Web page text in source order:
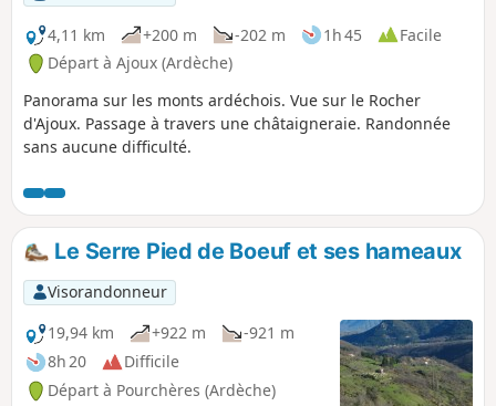
4,11 km
+200 m -202 m 1h 45
Facile
Départ à Ajoux (Ardèche)
Panorama sur les monts ardéchois. Vue sur le Rocher
d'Ajoux. Passage à travers une châtaigneraie. Randonnée
sans aucune difficulté.
Le Serre Pied de Boeuf et ses hameaux
Visorandonneur
19,94 km
+922 m
-921 m
8h 20
Difficile
Départ à Pourchères (Ardèche)